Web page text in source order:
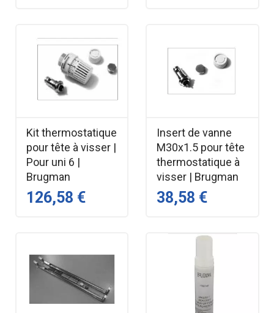
Kit thermostatique
pour tête à visser |
Pour uni 6 |
Brugman
126,58 €
Insert de vanne
M30x1.5 pour tête
thermostatique à
visser | Brugman
38,58 €